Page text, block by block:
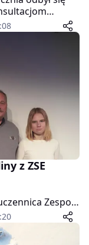
2027.
z ZSE
Zespołu